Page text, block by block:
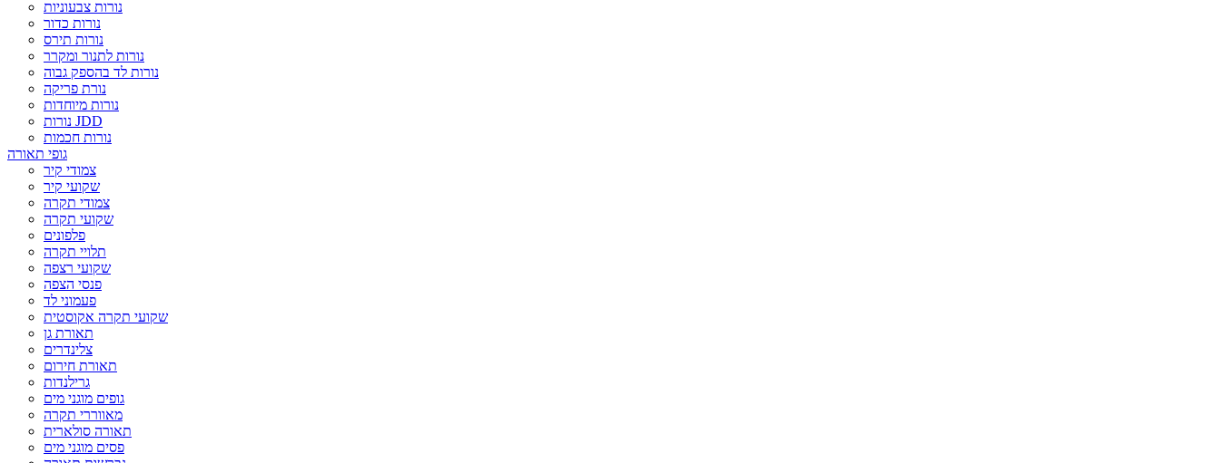
נורות צבעוניות
נורות כדור
נורות תירס
נורות לתנור ומקרר
נורות לד בהספק גבוה
נורת פריקה
נורות מיוחדות
נורות JDD
נורות חכמות
גופי תאורה
צמודי קיר
שקועי קיר
צמודי תקרה
שקועי תקרה
פלפונים
תלויי תקרה
שקועי רצפה
פנסי הצפה
פעמוני לד
שקועי תקרה אקוסטית
תאורת גן
צלינדרים
תאורת חירום
גרילנדות
גופים מוגני מים
מאווררי תקרה
תאורה סולארית
פסים מוגני מים